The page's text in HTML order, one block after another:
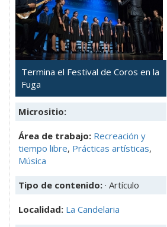
Termina el Festival de Coros en la
Fuga
Micrositio:
Área de trabajo: Recreación y
tiempo libre, Prácticas artísticas,
Música
Tipo de contenido: · Artículo
Localidad: La Candelaria